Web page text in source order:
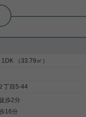
根津駅前センター） スタ
ア☆使いやすい1K☆
中アドレスのお部屋です シ
スがあり、1階でも安心で
あります バス・トイレ別で
屋の使い方はあなた次第です
な暮らしになるのか、想像
一度、ご覧になってください
にお問い合わせください ご
1DK （33.79㎡）
丁目5-44
歩2分
16分